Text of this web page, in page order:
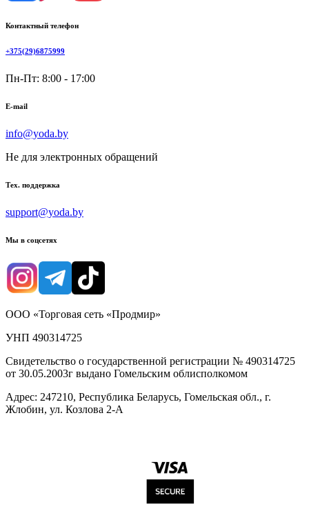
Контактный телефон
+375(29)6875999
Пн-Пт: 8:00 - 17:00
E-mail
info@yoda.by
Не для электронных обращений
Тех. поддержка
support@yoda.by
Мы в соцсетях
ООО «Торговая сеть «Продмир»
УНП 490314725
Свидетельство о государственной регистрации № 490314725
от 30.05.2003г выдано Гомельским облисполкомом
Адрес: 247210, Республика Беларусь, Гомельская обл., г.
Жлобин, ул. Козлова 2-А